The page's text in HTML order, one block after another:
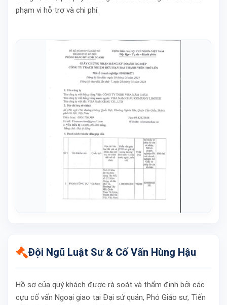
phạm vi hỗ trợ và chi phí.
Đội Ngũ Luật Sư & Cố Vấn Hùng Hậu
Hồ sơ của quý khách được rà soát và thẩm định bởi các
cựu cố vấn Ngoại giao tại Đại sứ quán, Phó Giáo sư, Tiến